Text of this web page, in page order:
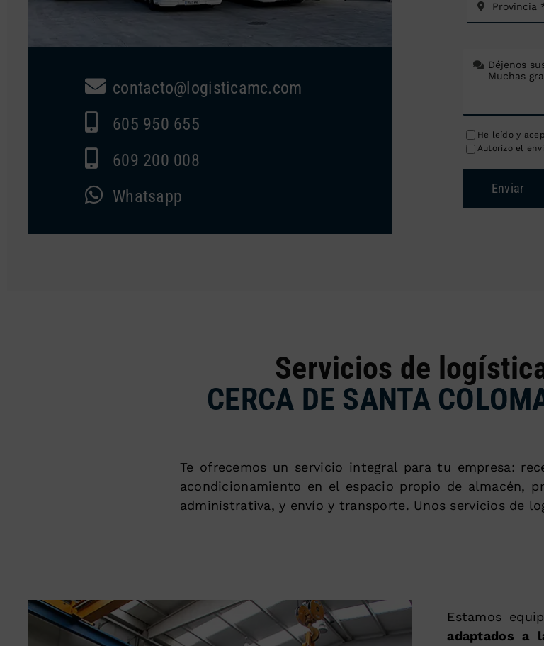
contacto@logisticamc.com
605 950 655
609 200 008
Whatsapp
He leído y
Autorizo el
Enviar
Servicios de
CERCA DE SANTA
Te ofrecemos un servicio integral para tu empresa:
acondicionamiento en el espacio propio de almacén,
administrativa, y envío y transporte. Unos servicios de
Estamos
adaptados a